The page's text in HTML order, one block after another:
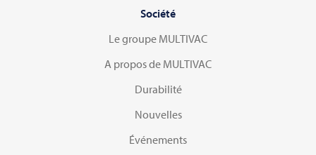
Société
Le groupe MULTIVAC
A propos de MULTIVAC
Durabilité
Nouvelles
Événements